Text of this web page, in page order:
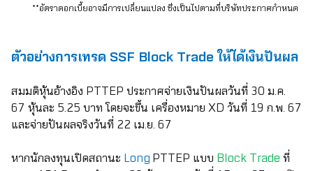
**อัตราดอกเบี้ยอาจมีการเปลี่ยนแปลง ซึ่งเป็นไปตามที่บริษัทประกาศกำหนด
ตัวอย่างการเทรด SSF Block Trade ให้ได้เงินปันผล
สมมติหุ้นอ้างอิง PTTEP ประกาศจ่ายเงินปันผลวันที่ 30 ม.ค.
67 หุ้นละ 5.25 บาท โดยจะขึ้น เครื่องหมาย XD วันที่ 19 ก.พ. 67
และจ่ายปันผลจริงวันที่ 22 เม.ย. 67
หากนักลงทุนเปิดสถานะ LongPTTEP แบบ Block Tradeที่